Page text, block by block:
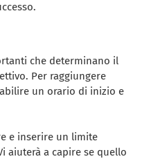
che determinano il
Per raggiungere
un orario di inizio e
e inserire un limite
aiuterà a capire se quello